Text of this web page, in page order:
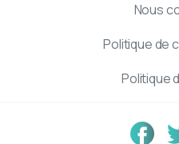
Nous
Politique de
Politique